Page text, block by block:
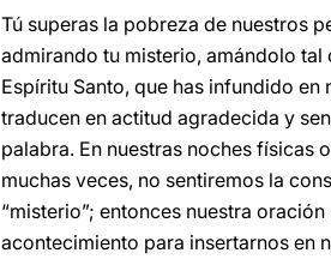
Tú superas la pobreza de nuestros
admirando tu misterio, amándolo
Espíritu Santo, que has infundido
traducen en actitud agradecida y
palabra. En nuestras noches físicas
muchas veces, no sentiremos la
“misterio”; entonces nuestra
acontecimiento para insertarnos en